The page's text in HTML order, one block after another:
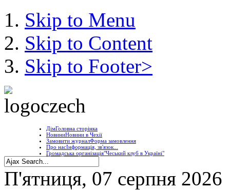
Skip to Menu
Skip to Content
Skip to Footer>
ДімГоловна сторінка
НовиниНовини в Чехії
Замовити журналФорма замовлення
Про насІнформація, зв'язок...
Громадська організація"Чеський клуб в Україні"
П'ятниця, 07 серпня 2026